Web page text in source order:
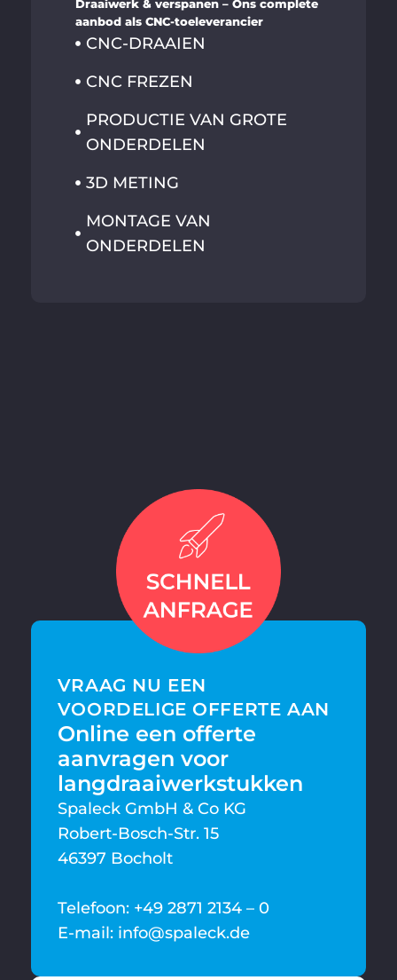
Draaiwerk & verspanen – Ons complete
aanbod als CNC-toeleverancier
CNC-DRAAIEN
CNC FREZEN
PRODUCTIE VAN GROTE
ONDERDELEN
3D METING
MONTAGE VAN
ONDERDELEN
VRAAG NU EEN
VOORDELIGE OFFERTE AAN
Online een offerte
aanvragen voor
langdraaiwerkstukken
Spaleck GmbH & Co KG
Robert-Bosch-Str. 15
46397 Bocholt
Telefoon: +49 2871 2134 – 0
E-mail: info@spaleck.de